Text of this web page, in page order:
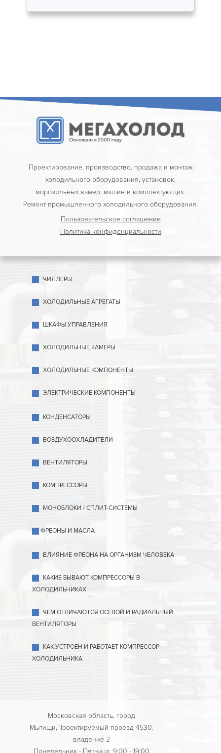
Проектирование, производство, продажа и монтаж
холодильного оборудования, установок,
морозильных камер, машин и комплектующих.
Ремонт промышленного холодильного оборудования.
Пользовательское соглашение
Политика конфиденциальности
ЧИЛЛЕРЫ
ХОЛОДИЛЬНЫЕ АГРЕГАТЫ
ШКАФЫ УПРАВЛЕНИЯ
ХОЛОДИЛЬНЫЕ КАМЕРЫ
ХОЛОДИЛЬНЫЕ КОМПОНЕНТЫ
ЭЛЕКТРИЧЕСКИЕ КОМПОНЕНТЫ
КОНДЕНСАТОРЫ
ВОЗДУХООХЛАДИТЕЛИ
ВЕНТИЛЯТОРЫ
КОМПРЕССОРЫ
МОНОБЛОКИ / СПЛИТ-СИСТЕМЫ
ФРЕОНЫ И МАСЛА
ВЛИЯНИЕ ФРЕОНА НА ОРГАНИЗМ ЧЕЛОВЕКА
КАКИЕ БЫВАЮТ КОМПРЕССОРЫ В
ХОЛОДИЛЬНИКАХ
ЧЕМ ОТЛИЧАЮТСЯ ОСЕВОЙ И РАДИАЛЬНЫЙ
ВЕНТИЛЯТОРЫ
КАК УСТРОЕН И РАБОТАЕТ КОМПРЕССОР
ХОЛОДИЛЬНИКА
Московская область, город
Мытищи,Проектируемый проезд 4530,
владение 2